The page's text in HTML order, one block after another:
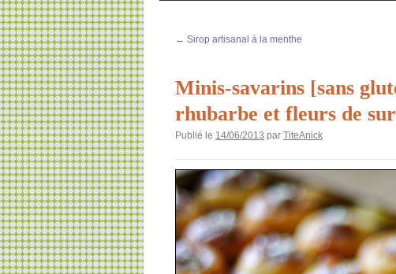
← Sirop artisanal à la menthe
Minis-savarins [sans
rhubarbe et fleurs de
Publié le 14/06/2013 par TiteAnick